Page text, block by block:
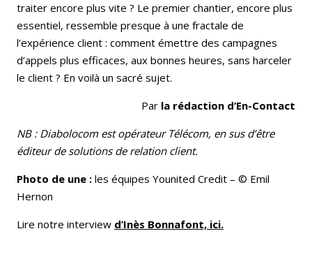
traiter encore plus vite ? Le premier chantier, encore plus
essentiel, ressemble presque à une fractale de
l’expérience client : comment émettre des campagnes
d’appels plus efficaces, aux bonnes heures, sans harceler
le client ? En voilà un sacré sujet.
Par la rédaction d’En-Contact
NB : Diabolocom est opérateur Télécom, en sus d’être
éditeur de solutions de relation client.
Photo de une : les équipes Younited Credit – © Emil
Hernon
Lire notre interview d’Inès Bonnafont, ici.